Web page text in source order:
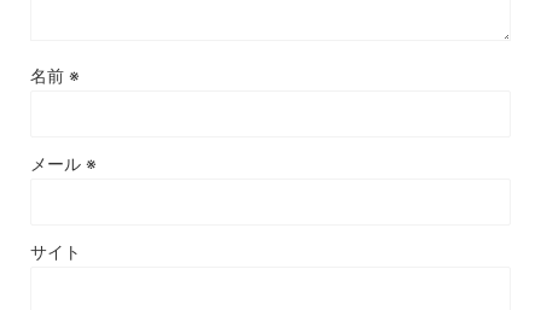
名前 ※
メール ※
サイト